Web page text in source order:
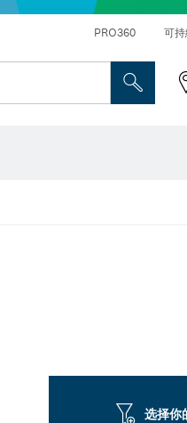
PRO360 可
选择你